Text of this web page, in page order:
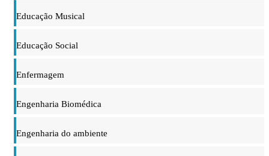
Educação Musical
Educação Social
Enfermagem
Engenharia Biomédica
Engenharia do ambiente